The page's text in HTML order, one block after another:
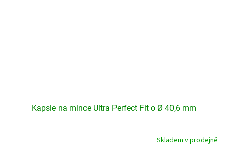
Kapsle na mince Ultra Perfect Fit o Ø 40,6 mm
Skladem v prodejně